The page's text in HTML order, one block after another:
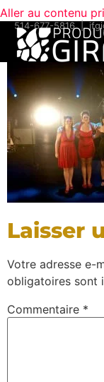
Aller au contenu
514-677-5816|
Laisser
Votre adresse e-
obligatoires sont
Commentaire *